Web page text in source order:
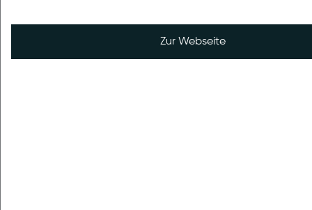
Zur Webseite